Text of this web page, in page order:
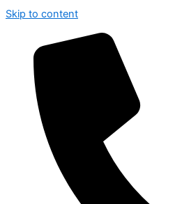
Skip to content